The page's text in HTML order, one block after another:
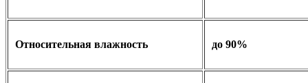
Относительная влажность до 90%